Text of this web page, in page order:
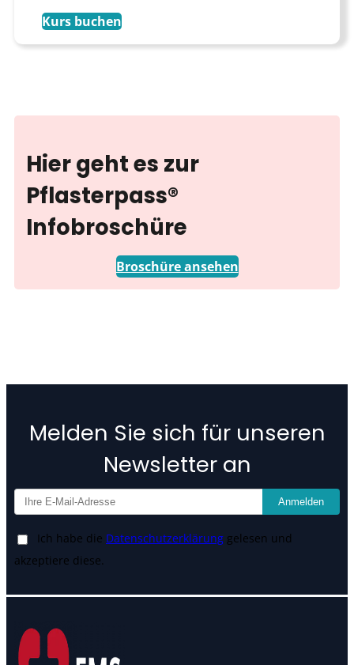
Kurs buchen
Hier geht es zur
Pflasterpass®
Infobroschüre
Broschüre ansehen
Melden Sie sich für unseren
Newsletter an
Anmelden
Ich habe die Datenschutzerklärung gelesen und
akzeptiere diese.